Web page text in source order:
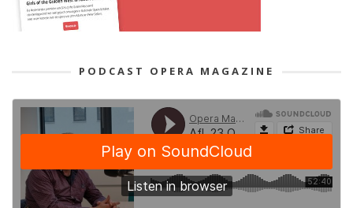
PODCAST OPERA MAGAZINE